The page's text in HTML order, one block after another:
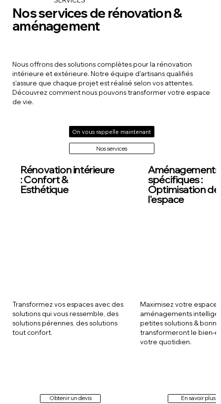
Nos services de rénovation &
aménagement
Nous offrons des solutions complètes pour la rénovation
intérieure et extérieure. Notre équipe d'artisans qualifiés
s'assure que chaque projet est réalisé selon vos attentes.
Découvrez comment nous pouvons transformer votre espace
de vie.
On vous rappelle maintenant
Nos services
Rénovation intérieure
: Confort &
Esthétique
Transformez vos espaces avec des
solutions qui vous ressemble, des
solutions pérennes, des solutions
tout confort.
Obtenir un devis
Aménagements
spécifiques :
Optimisation de
l'espace
Maximisez votre espace
aménagements
petites solutions &
transformeront le bien-
votre quotidien.
En savoir plus